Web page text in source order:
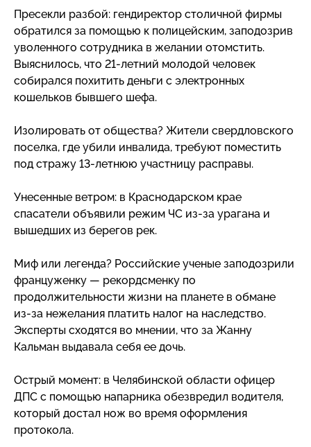
Пресекли разбой: гендиректор столичной фирмы
обратился за помощью к полицейским, заподозрив
уволенного сотрудника в желании отомстить.
Выяснилось, что 21-летний молодой человек
собирался похитить деньги с электронных
кошельков бывшего шефа.
Изолировать от общества? Жители свердловского
поселка, где убили инвалида, требуют поместить
под стражу 13-летнюю участницу расправы.
Унесенные ветром: в Краснодарском крае
спасатели объявили режим ЧС из-за урагана и
вышедших из берегов рек.
Миф или легенда? Российские ученые заподозрили
француженку — рекордсменку по
продолжительности жизни на планете в обмане
из-за нежелания платить налог на наследство.
Эксперты сходятся во мнении, что за Жанну
Кальман выдавала себя ее дочь.
Острый момент: в Челябинской области офицер
ДПС с помощью напарника обезвредил водителя,
который достал нож во время оформления
протокола.